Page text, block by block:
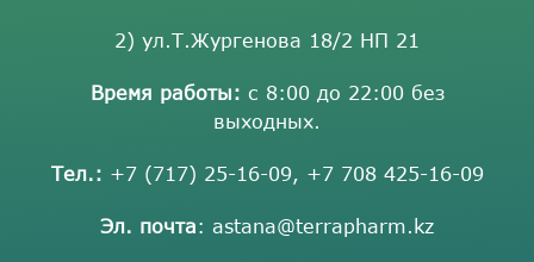
2) ул.Т.Жургенова 18/2 НП 21
Время работы: с 8:00 до 22:00 без
выходных.
Тел.: +7 (717) 25-16-09, +7 708 425-16-09
Эл. почта: astana@terrapharm.kz